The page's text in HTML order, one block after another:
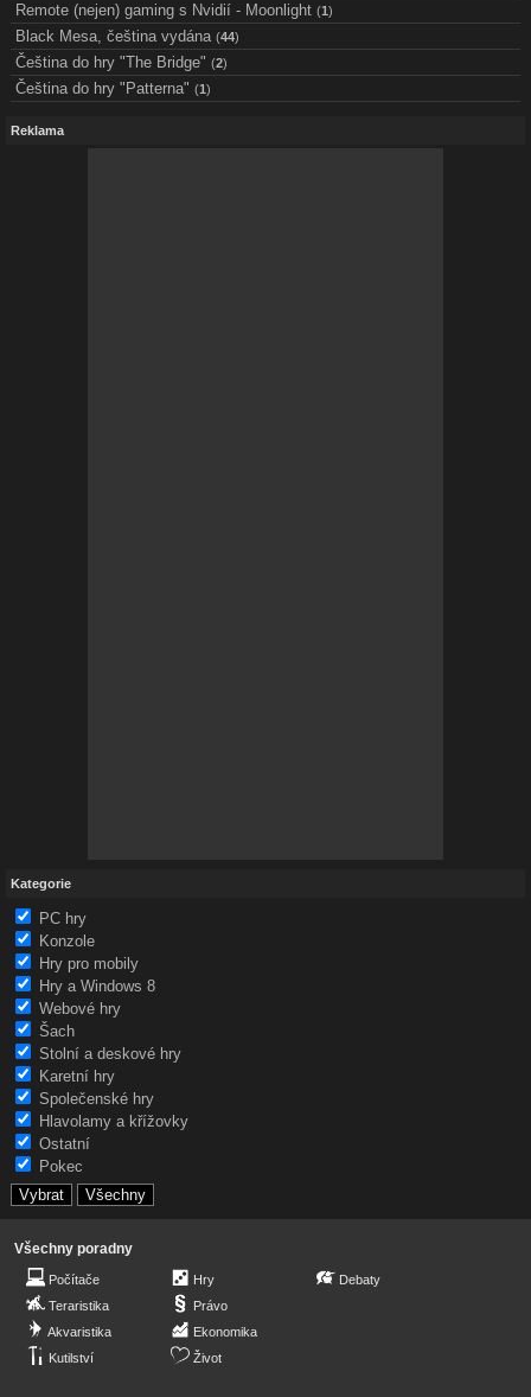
Remote (nejen) gaming s Nvidií - Moonlight (1 )
Black Mesa, čeština vydána (44)
Čeština do hry "The Bridge" (2)
Čeština do hry "Patterna" (1 )
Reklama
Kategorie
PC hry
Konzole
Hry pro mobily
Hry a Windows 8
Webové hry
Šach
Stolní a deskové hry
Karetní hry
Společenské hry
Hlavolamy a křížovky
Ostatní
Pokec
Všechny poradny
Počítače
Teraristika
Akvaristika
Kutilství
Hry
Právo
Ekonomika
Život
Debaty